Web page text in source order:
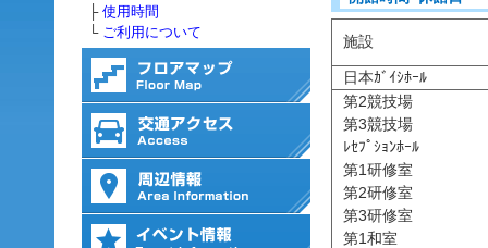
施設
日本ｶﾞｲｼﾎｰﾙ
第2競技場
第3競技場
ﾚｾﾌﾟｼｮﾝﾎｰﾙ
第1研修室
第2研修室
第3研修室
第1和室
├ 使用時間
└ ご利用について